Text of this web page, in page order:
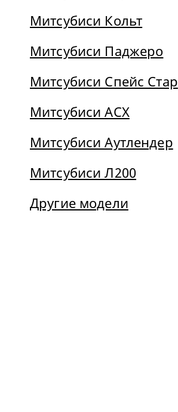
Митсубиси Кольт
Митсубиси Паджеро
Митсубиси Спейс Стар
Митсубиси АСХ
Митсубиси Аутлендер
Митсубиси Л200
Другие модели